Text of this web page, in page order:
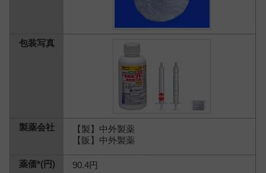
【製】中外製薬
【販】中外製薬
90.4円